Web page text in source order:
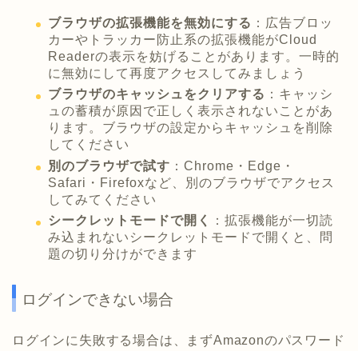
ブラウザの拡張機能を無効にする ：広告ブロッ
カーやトラッカー防止系の拡張機能がCloud
Readerの表示を妨げることがあります。一時的
に無効にして再度アクセスしてみましょう
ブラウザのキャッシュをクリアする ：キャッシ
ュの蓄積が原因で正しく表示されないことがあ
ります。ブラウザの設定からキャッシュを削除
してください
別のブラウザで試す ：Chrome・Edge・
Safari・Firefoxなど、別のブラウザでアクセス
してみてください
シークレットモードで開く
：拡張機能が一切読
み込まれないシークレットモードで開くと、問
題の切り分けができます
ログインできない場合
ログインに失敗する場合は、まずAmazonのパスワード